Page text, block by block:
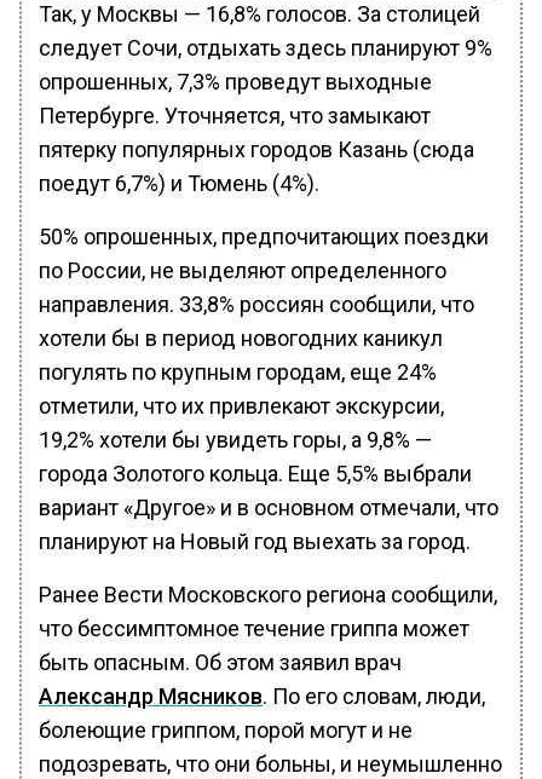
Так, у Москвы — 16,8% голосов. За столицей
следует Сочи, отдыхать здесь планируют 9%
опрошенных, 7,3% проведут выходные
Петербурге. Уточняется, что замыкают
пятерку популярных городов Казань (сюда
поедут 6,7%) и Тюмень (4%).
50% опрошенных, предпочитающих поездки
по России, не выделяют определенного
направления. 33,8% россиян сообщили, что
хотели бы в период новогодних каникул
погулять по крупным городам, еще 24%
отметили, что их привлекают экскурсии,
19,2% хотели бы увидеть горы, а 9,8% —
города Золотого кольца. Еще 5,5% выбрали
вариант «Другое» и в основном отмечали, что
планируют на Новый год выехать за город.
Ранее Вести Московского региона сообщили,
что бессимптомное течение гриппа может
быть опасным. Об этом заявил врач
Александр Мясников. По его словам, люди,
болеющие гриппом, порой могут и не
подозревать, что они больны, и неумышленно